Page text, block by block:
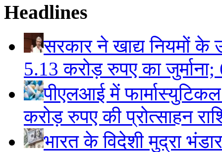
Headlines
सरकार ने खाद्य नियमों
5.13 करोड़ रुपए का
पीएलआई में
करोड़ रुपए की प्रोत्साहन
भारत के विदेशी मुद्रा